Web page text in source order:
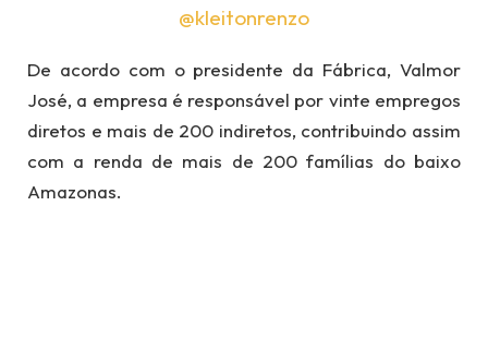
@kleitonrenzo
De acordo com o presidente da Fábrica, Valmor
José, a empresa é responsável por vinte empregos
diretos e mais de 200 indiretos, contribuindo assim
com a renda de mais de 200 famílias do baixo
Amazonas.